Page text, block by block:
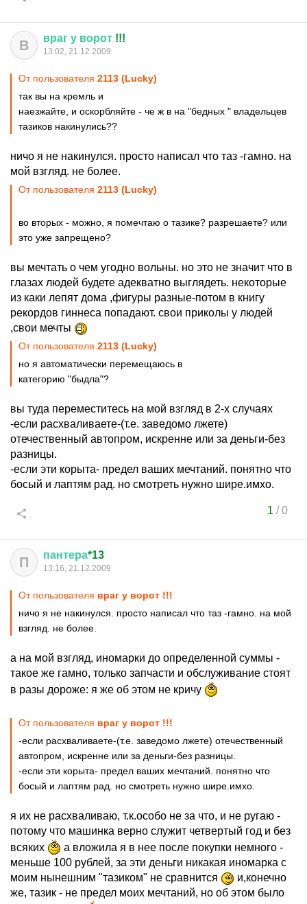
В враг у ворот !!!
13:02, 21.12.2009
От пользователя 2113 (Lucky)
так вы на кремль и
наезжайте, и оскорбляйте - че ж в на "бедных " владельцев
тазиков накинулись??
ничо я не накинулся. просто написал что таз -гамно. на
мой взгляд. не более.
От пользователя 2113 (Lucky)
во вторых - можно, я помечтаю о тазике? разрешаете? или
это уже запрещено?
вы мечтать о чем угодно вольны. но это не значит что в
глазах людей будете адекватно выглядеть. некоторые
из каки лепят дома ,фигуры разные-потом в книгу
рекордов гиннеса попадают. свои приколы у людей
,свои мечты
От пользователя 2113 (Lucky)
но я автоматически перемещаюсь в
категорию "быдла"?
вы туда переместитесь на мой взгляд в 2-х случаях
-если расхваливаете-(т.е. заведомо лжете)
отечественный автопром, искренне или за деньги-без
разницы.
-если эти корыта- предел ваших мечтаний. понятно что
босый и лаптям рад. но смотреть нужно шире.имхо.
1 /0
П пантера*13
13:16, 21.12.2009
От пользователя враг у ворот !!!
ничо я не накинулся. просто написал что таз -гамно. на мой
взгляд. не более.
а на мой взгляд, иномарки до определенной суммы -
такое же гамно, только запчасти и обслуживание стоят
в разы дороже: я же об этом не кричу
От пользователя враг у ворот !!!
-если расхваливаете-(т.е. заведомо лжете) отечественный
автопром, искренне или за деньги-без разницы.
-если эти корыта- предел ваших мечтаний. понятно что
босый и лаптям рад. но смотреть нужно шире.имхо.
я их не расхваливаю, т.к.особо не за что, и не ругаю -
потому что машинка верно служит четвертый год и без
всяких
а вложила я в нее после покупки немного -
меньше 100 рублей, за эти деньги никакая иномарка с
моим нынешним "тазиком" не сравнится
и,конечно
же, тазик - не предел моих мечтаний, но об этом было